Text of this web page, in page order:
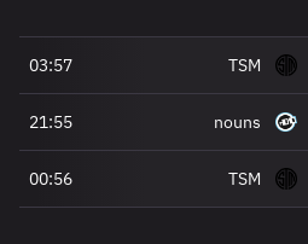
03:57 TSM
21:55 nouns
00:56 TSM